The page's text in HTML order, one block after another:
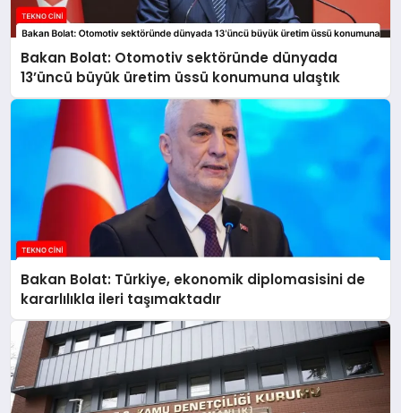
Bakan Bolat: Otomotiv sektöründe dünyada
13’üncü büyük üretim üssü konumuna ulaştık
Bakan Bolat: Türkiye, ekonomik diplomasisini de
kararlılıkla ileri taşımaktadır